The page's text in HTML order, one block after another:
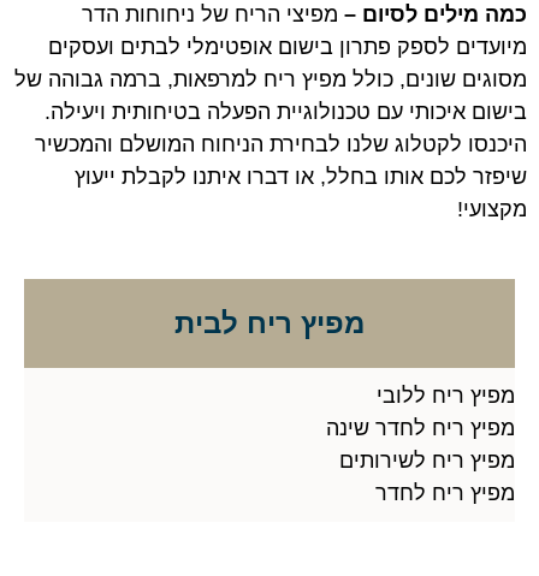
כמה מילים לסיום – מפיצי הריח של ניחוחות הדר
מיועדים לספק פתרון בישום אופטימלי לבתים ועסקים
מסוגים שונים, כולל מפיץ ריח למרפאות, ברמה גבוהה של
בישום איכותי עם טכנולוגיית הפעלה בטיחותית ויעילה.
היכנסו לקטלוג שלנו לבחירת הניחוח המושלם והמכשיר
שיפזר לכם אותו בחלל, או דברו איתנו לקבלת ייעוץ
מקצועי!
מפיץ ריח לבית
מפיץ ריח ללובי
מפיץ ריח לחדר שינה
מפיץ ריח לשירותים
מפיץ ריח לחדר